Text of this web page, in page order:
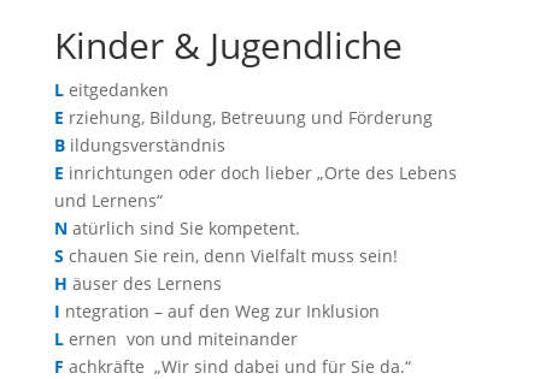
Kinder & Jugendliche
Leitgedanken
E rziehung, Bildung, Betreuung und Förderung
Bildungsverständnis
E inrichtungen oder doch lieber „Orte des Lebens
und Lernens“
Natürlich sind Sie kompetent.
S chauen Sie rein, denn Vielfalt muss sein!
H äuser des Lernens
I ntegration – auf den Weg zur Inklusion
Lernen von und miteinander
F achkräfte „Wir sind dabei und für Sie da.“